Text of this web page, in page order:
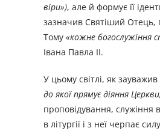
віри»), але й формує її
зазначив Святіший Отець,
Тому «кожне богослужіння
Івана Павла ІІ.
У цьому світлі, як
до якої прямує діяння
проповідування, служіння
в літургії і з неї черпає